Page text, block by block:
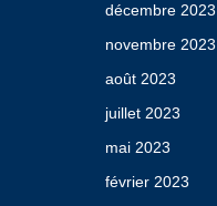
décembre 2023
novembre 2023
août 2023
juillet 2023
mai 2023
février 2023